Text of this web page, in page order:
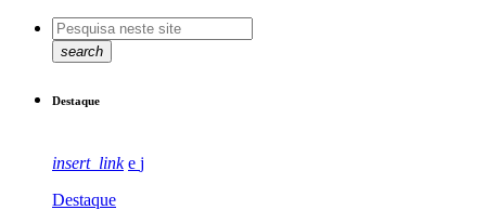
search
Destaque
insert_link
Destaque